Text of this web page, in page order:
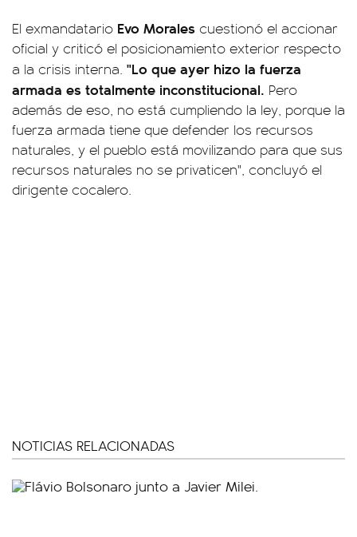
El exmandatario Evo Morales cuestionó el accionar
oficial y criticó el posicionamiento exterior respecto
a la crisis interna. "Lo que ayer hizo la fuerza
armada es totalmente inconstitucional. Pero
además de eso, no está cumpliendo la ley, porque la
fuerza armada tiene que defender los recursos
naturales, y el pueblo está movilizando para que sus
recursos naturales no se privaticen", concluyó el
dirigente cocalero.
NOTICIAS RELACIONADAS